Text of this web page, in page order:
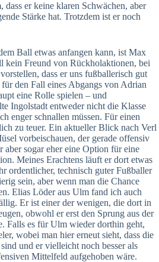
dass er keine klaren Schwächen, aber
Stärke hat. Trotzdem ist er noch
Ball etwas anfangen kann, ist Max
kein Freund von Rückholaktionen, bei
dass er uns fußballerisch gut
den Fall eines Abgangs von Adrian
eine Rolle spielen – und
Ingolstadt entweder nicht die Klasse
enger schnallen müssen. Für einen
zu teuer. Ein aktueller Blick nach Verl
vorbeischauen, der gerade offensiv
sogar eher eine Option für eine
Meines Erachtens läuft er dort etwas
ordentlicher, technisch guter Fußballer
sein, aber wenn man die Chance
Elias Löder aus Ulm fand ich auch
Er ist einer der wenigen, die dort in
obwohl er erst den Sprung aus der
Falls es für Ulm wieder dorthin geht,
wobei man hier erneut sieht, dass die
und er vielleicht noch besser als
Mittelfeld aufgehoben wäre.